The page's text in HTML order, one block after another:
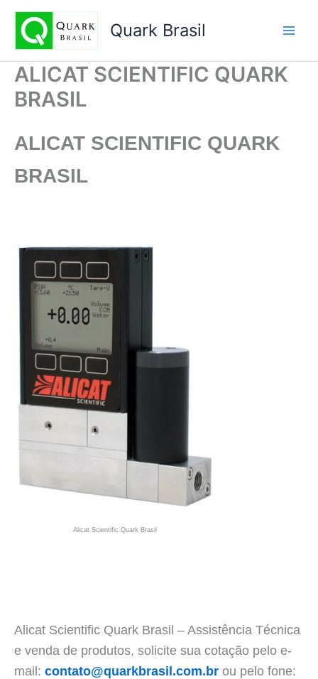
conteúdo
Quark Brasil
ALICAT SCIENTIFIC QUARK
BRASIL
ALICAT SCIENTIFIC QUARK
BRASIL
Alicat Scientific Quark Brasil
Alicat Scientific Quark Brasil – Assistência Técnica
e venda de produtos, solicite sua cotação pelo e-
mail: contato@quarkbrasil.com.br ou pelo fone: